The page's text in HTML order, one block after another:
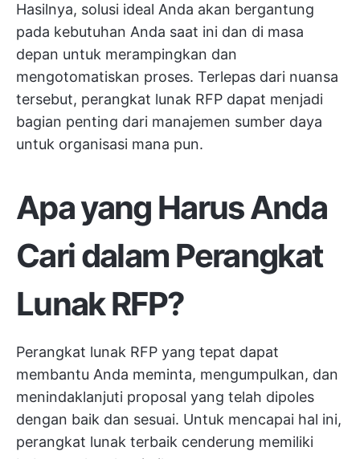
Hasilnya, solusi ideal Anda akan bergantung
pada kebutuhan Anda saat ini dan di masa
depan untuk merampingkan dan
mengotomatiskan proses. Terlepas dari nuansa
tersebut, perangkat lunak RFP dapat menjadi
bagian penting dari manajemen sumber daya
untuk organisasi mana pun.
Apa yang Harus Anda
Cari dalam Perangkat
Lunak RFP?
Perangkat lunak RFP yang tepat dapat
membantu Anda meminta, mengumpulkan, dan
menindaklanjuti proposal yang telah dipoles
dengan baik dan sesuai. Untuk mencapai hal ini,
perangkat lunak terbaik cenderung memiliki